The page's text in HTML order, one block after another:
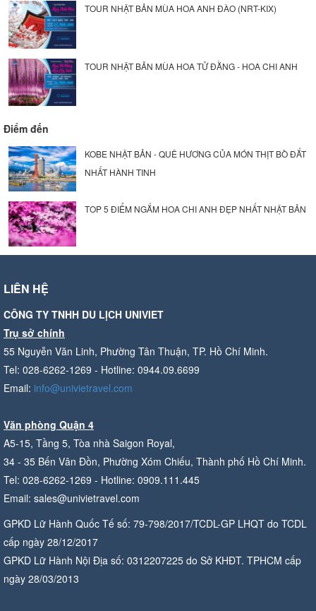
TOUR NHẬT BẢN MÙA HOA ANH ĐÀO (NRT-KIX)
TOUR NHẬT BẢN MÙA HOA TỬ ĐẰNG - HOA CHI ANH
Điểm đến
KOBE NHẬT BẢN - QUÊ HƯƠNG CỦA MÓN THỊT BÒ ĐẮT
NHẤT HÀNH TINH
TOP 5 ĐIỂM NGẮM HOA CHI ANH ĐẸP NHẤT NHẬT BẢN
LIÊN HỆ
CÔNG TY TNHH DU LỊCH UNIVIET
Trụ sở chính
55 Nguyễn Văn Linh, Phường Tân Thuận, TP. Hồ Chí Minh.
Tel: 028-6262-1269 - Hotline: 0944.09.6699
Email: info@univietravel.com
Văn phòng Quận 4
A5-15, Tầng 5, Tòa nhà Saigon Royal,
34 - 35 Bến Vân Đồn, Phường Xóm Chiếu, Thành phố Hồ Chí Minh.
Tel: 028-6262-1269 - Hotline: 0909.111.445
Email: sales@univietravel.com
GPKD Lữ Hành Quốc Tế số: 79-798/2017/TCDL-GP LHQT do TCDL
cấp ngày 28/12/2017
GPKD Lữ Hành Nội Địa số: 0312207225 do Sở KHĐT. TPHCM cấp
ngày 28/03/2013